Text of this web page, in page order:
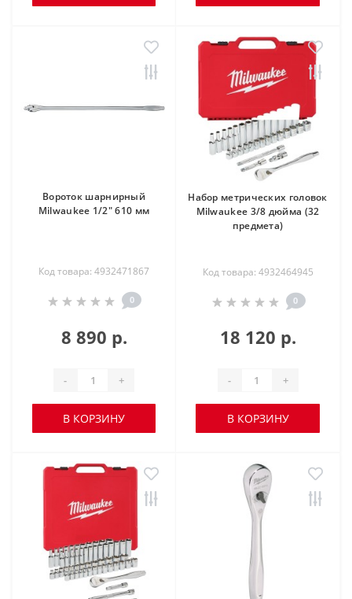
Вороток шарнирный
Milwaukee 1/2" 610 мм
Код товара: 4932471867
0
8 890 р.
- +
В КОРЗИНУ
Набор метрических головок
Milwaukee 3/8 дюйма (32
предмета)
Код товара: 4932464945
0
18 120 р.
- +
В КОРЗИНУ